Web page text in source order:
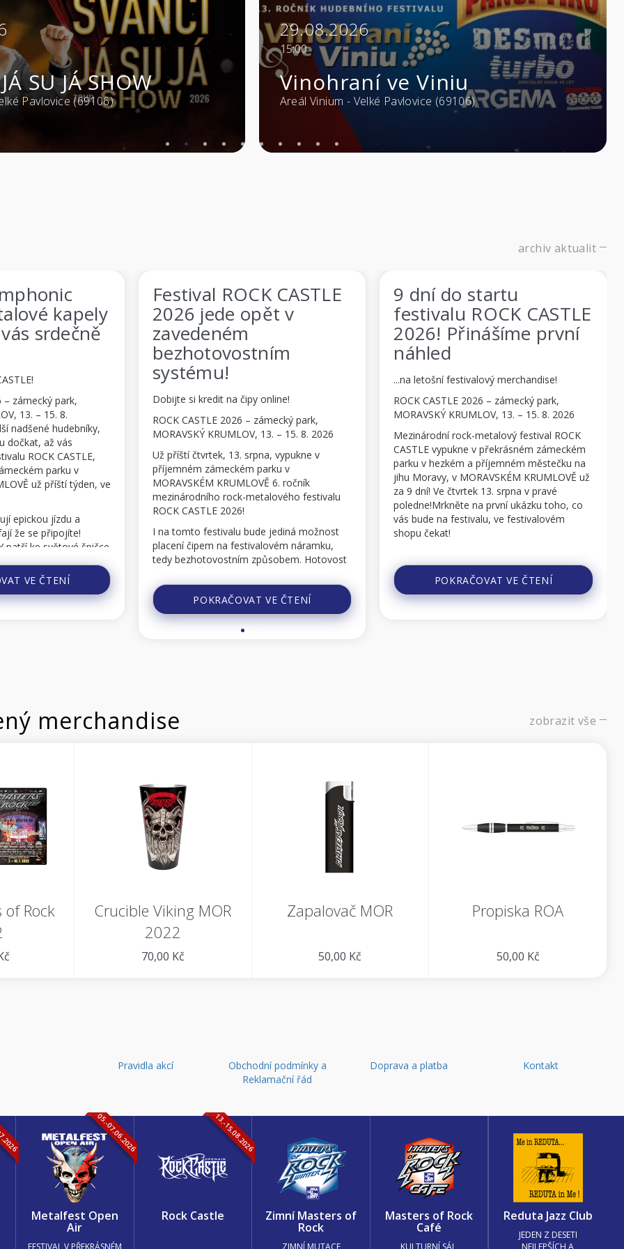
JÁ SHOW
(69106)
29.08.2026
Vinohraní ve Viniu
Areál Vinium - Velké Pavlovice (69106)
archiv aktualit
kapely
park,
8.
hudebníky,
vás
CASTLE,
parku v
příští týden, ve
jízdu a
světové špičce
metalu a
Festival ROCK CASTLE
2026 jede opět v
zavedeném
bezhotovostním
systému!
Dobijte si kredit na čipy online!
ROCK CASTLE 2026 – zámecký park,
MORAVSKÝ KRUMLOV, 13. – 15. 8. 2026
Už příští čtvrtek, 13. srpna, vypukne v
příjemném zámeckém parku v
MORAVSKÉM KRUMLOVĚ 6. ročník
mezinárodního rock-metalového festivalu
ROCK CASTLE 2026!
I na tomto festivalu bude jediná možnost
placení čipem na festivalovém náramku,
tedy bezhotovostním způsobem. Hotovost
budete potřebovat POUZE v pokladně před
festivalovým vchodem, kde budou v prodeji
POKRAČOVAT VE ČTENÍ
9 dní do startu
festivalu ROCK CASTLE
2026! Přinášíme první
náhled
...na letošní festivalový merchandise!
ROCK CASTLE 2026 – zámecký park,
MORAVSKÝ KRUMLOV, 13. – 15. 8. 2026
Mezinárodní rock-metalový festival ROCK
CASTLE vypukne v překrásném zámeckém
parku v hezkém a příjemném městečku na
jihu Moravy, v MORAVSKÉM KRUMLOVĚ už
za 9 dní! Ve čtvrtek 13. srpna v pravé
poledne!Mrkněte na první ukázku toho, co
vás bude na festivalu, ve festivalovém
shopu čekat!
součást každého festivalu. I ...
POKRAČOVAT VE ČTENÍ
merchandise zobrazit vše
of Rock
Crucible Viking MOR
2022
70,00 Kč
Zapalovač MOR
50,00 Kč
Propiska ROA
50,00 Kč
Pravidla akcí
Obchodní podmínky a
Reklamační řád
Doprava a platba Kontakt
05.-07.06.2026
Metalfest Open
Air
FESTIVAL V PŘEKRÁSNÉM
13.-15.08.2026
Rock Castle Zimní Masters of
Rock
ZIMNÍ MUTACE
Masters of Rock
Café
KULTURNÍ SÁL,
Reduta Jazz Club
JEDEN Z DESETI
NEJLEPŠÍCH A